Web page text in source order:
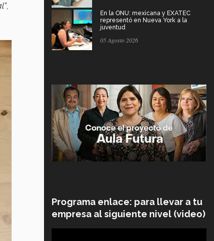
,
En la ONU: mexicana y EXATEC
representó en Nueva York a la
juventud
05 Agosto 2026
Programa enlace: para llevar a tu
empresa al siguiente nivel (video)